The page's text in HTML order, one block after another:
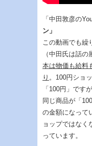
「中田敦彦の
ン」
この動画でも繰
（中田氏は話の
本は物価も給料
り 。100円ショ
「100円」です
同じ商品が「
の金額になって
ョップではなく
っています。